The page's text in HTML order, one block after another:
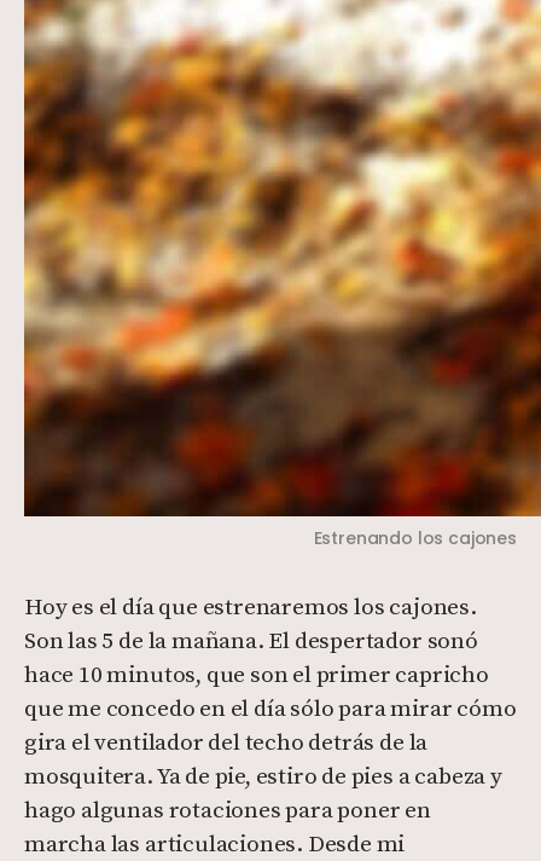
Estrenando los cajones
Hoy es el día que estrenaremos los cajones.
Son las 5 de la mañana. El despertador sonó
hace 10 minutos, que son el primer capricho
que me concedo en el día sólo para mirar cómo
gira el ventilador del techo detrás de la
mosquitera. Ya de pie, estiro de pies a cabeza y
hago algunas rotaciones para poner en
marcha las articulaciones. Desde mi